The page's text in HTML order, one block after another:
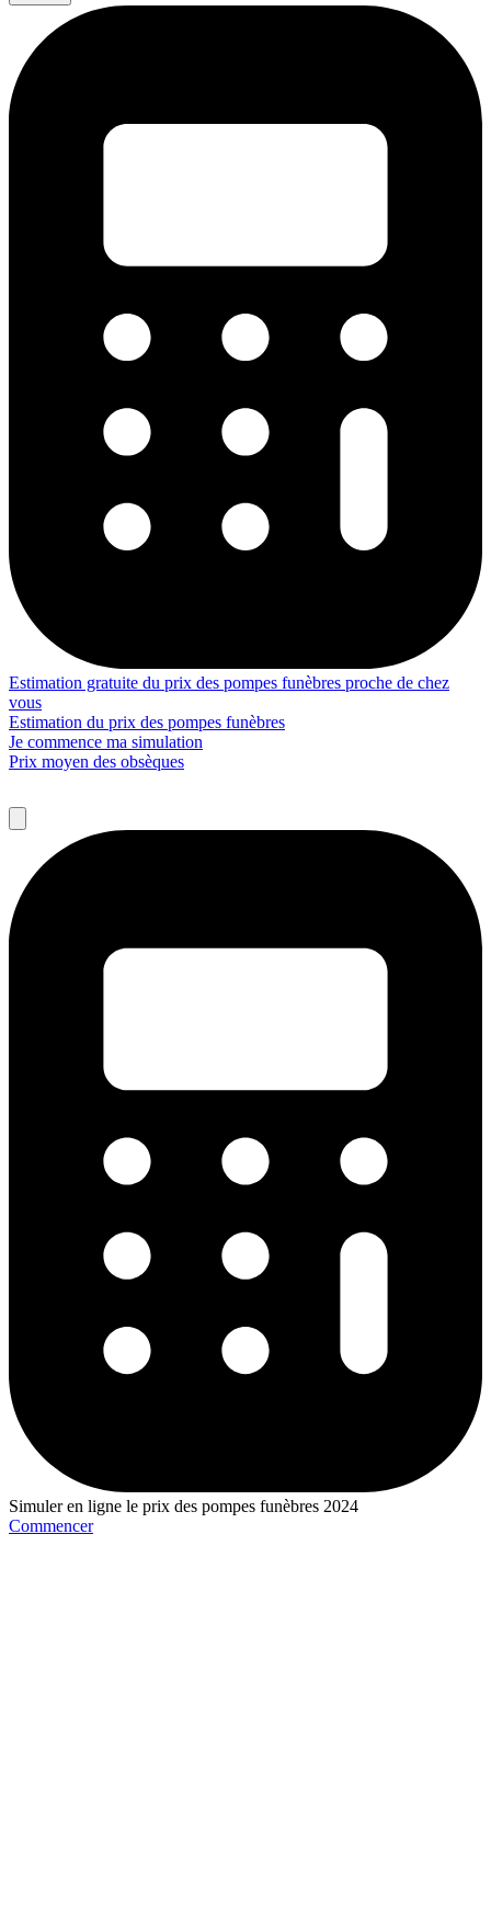
Estimation gratuite du prix des pompes funèbres proche de chez
vous
Estimation du prix des pompes funèbres
Je commence ma simulation
Prix moyen des obsèques
Simuler en ligne le prix des pompes funèbres 2024
Commencer